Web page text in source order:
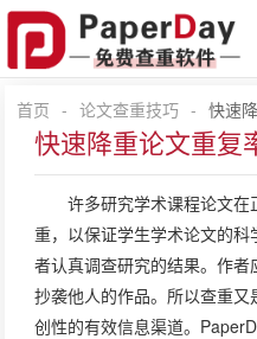
首页 - 论文查重技巧 - 快速
快速降重论文重复
许多研究学术课程论文
重，以保证学生学术论文的
者认真调查研究的结果。作
抄袭他人的作品。所以查重
创性的有效信息渠道。